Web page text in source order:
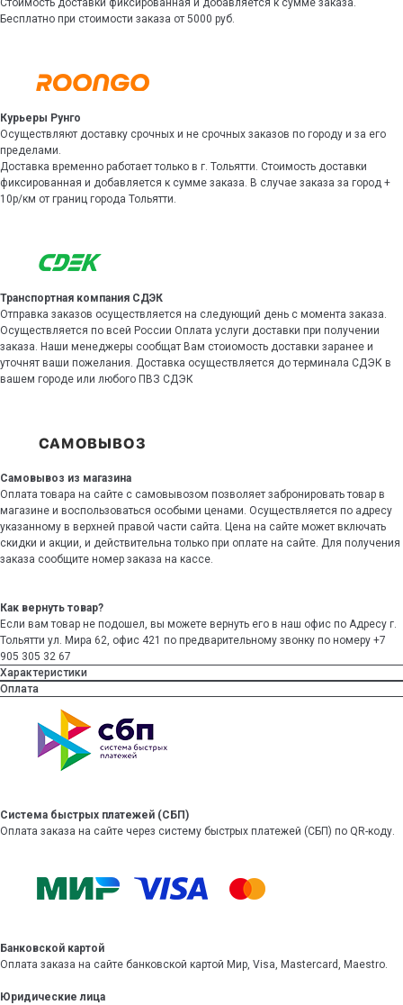
Стоимость доставки фиксированная и добавляется к сумме заказа.
Бесплатно при стоимости заказа от 5000 руб.
Курьеры Рунго
Осуществляют доставку срочных и не срочных заказов по городу и за его
пределами.
Доставка временно работает только в г. Тольятти. Стоимость доставки
фиксированная и добавляется к сумме заказа. В случае заказа за город +
10р/км от границ города Тольятти.
Транспортная компания СДЭК
Отправка заказов осуществляется на следующий день с момента заказа.
Осуществляется по всей России Оплата услуги доставки при получении
заказа. Наши менеджеры сообщат Вам стоиомость доставки заранее и
уточнят ваши пожелания. Доставка осуществляется до терминала СДЭК в
вашем городе или любого ПВЗ СДЭК
Самовывоз из магазина
Оплата товара на сайте с самовывозом позволяет забронировать товар в
магазине и воспользоваться особыми ценами. Осуществляется по адресу
указанному в верхней правой части сайта. Цена на сайте может включать
скидки и акции, и действительна только при оплате на сайте. Для получения
заказа сообщите номер заказа на кассе.
Как вернуть товар?
Если вам товар не подошел, вы можете вернуть его в наш офис по Адресу г.
Тольятти ул. Мира 62, офис 421 по предварительному звонку по номеру +7
905 305 32 67
Характеристики
Оплата
Система быстрых платежей (СБП)
Оплата заказа на сайте через систему быстрых платежей (СБП) по QR-коду.
Банковской картой
Оплата заказа на сайте банковской картой Мир, Visa, Mastercard, Maestro.
Юридические лица